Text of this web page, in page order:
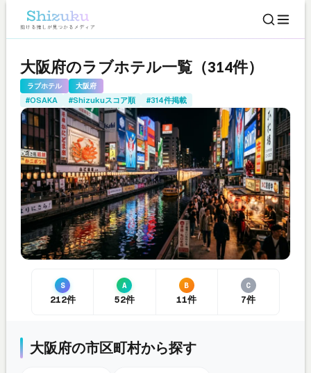
大阪府のラブホテル一覧（314件）
ラブホテル 大阪府
#OSAKA #Shizukuスコア順 #314件掲載
S
212件
A
52件
B
11件
C
7件
大阪府の市区町村から探す